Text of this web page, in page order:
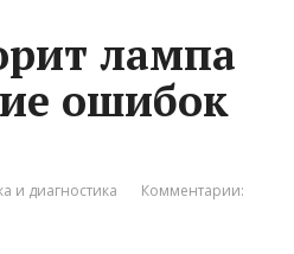
лампа
ошибок
и диагностика
Комментарии: